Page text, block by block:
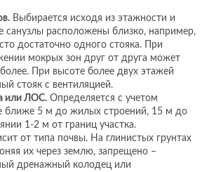
Выбирается исходя из этажности и
санузлы расположены близко, например,
достаточно одного стояка. При
мокрых зон друг от друга может
При высоте более двух этажей
стояк с вентиляцией.
или ЛОС. Определяется с учетом
ближе 5 м до жилых строений, 15 м до
1-2 м от границ участка.
от типа почвы. На глинистых грунтах
их через землю, запрещено –
дренажный колодец или